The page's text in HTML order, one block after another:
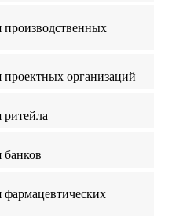
производственных
проектных организаций
ритейла
банков
фармацевтических